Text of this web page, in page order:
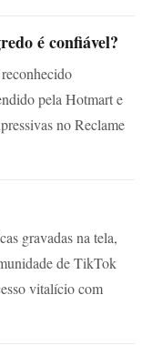
é confiável?
pela Hotmart e
no Reclame
gravadas na tela,
de TikTok
vitalício com